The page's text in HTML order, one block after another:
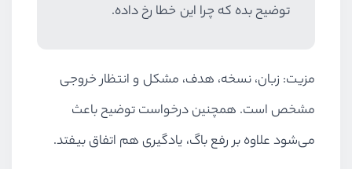
توضیح بده که چرا این خطا رخ داده.
مزیت: زبان، نسخه، هدف، مشکل و انتظار خروجی
مشخص است. همچنین درخواست توضیح باعث
می‌شود علاوه بر رفع باگ، یادگیری هم اتفاق بیفتد.